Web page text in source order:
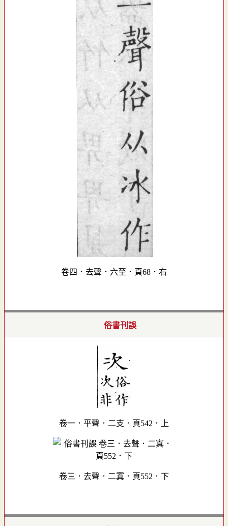
卷四．去聲．六至．頁68．右
俗書刊誤
卷一．平聲．二支．頁542．上
卷三．去聲．二寘．頁552．下